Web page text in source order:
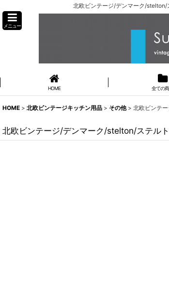
北欧ビンテージ/デンマーク/
メニュー
HOME 全ての
HOME > 北欧ビンテージキッチン用品 > その他 > 北欧ビンテ
北欧ビンテージ/デンマーク/stelton/ステル